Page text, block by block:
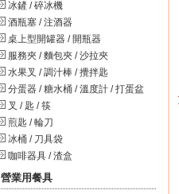
冰鏟 / 碎冰機
酒瓶塞 / 注酒器
桌上型開罐器 / 開瓶器
服務夾 / 麵包夾 / 沙拉夾
水果叉 / 調汁棒 / 攪拌匙
分蛋器 / 糖水桶 / 溫度計 / 打蛋盆
叉 / 匙 / 筷
煎匙 / 輪刀
冰桶 / 刀具袋
咖啡器具 / 渣盒
營業用餐具